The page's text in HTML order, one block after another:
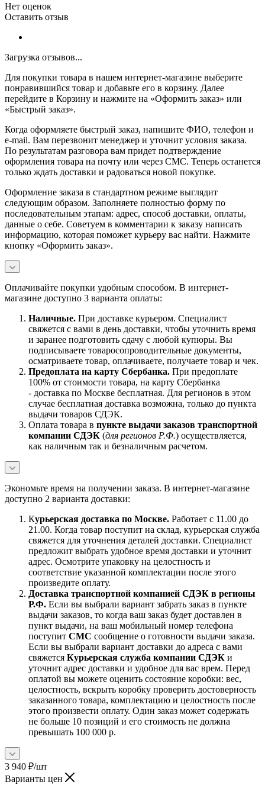
Нет оценок
Оставить отзыв
Загрузка отзывов...
Для покупки товара в нашем интернет-магазине выберите
понравившийся товар и добавьте его в корзину. Далее
перейдите в Корзину и нажмите на «Оформить заказ» или
«Быстрый заказ».
Когда оформляете быстрый заказ, напишите ФИО, телефон и
e-mail. Вам перезвонит менеджер и уточнит условия заказа.
По результатам разговора вам придет подтверждение
оформления товара на почту или через СМС. Теперь останется
только ждать доставки и радоваться новой покупке.
Оформление заказа в стандартном режиме выглядит
следующим образом. Заполняете полностью форму по
последовательным этапам: адрес, способ доставки, оплаты,
данные о себе. Советуем в комментарии к заказу написать
информацию, которая поможет курьеру вас найти. Нажмите
кнопку «Оформить заказ».
Оплачивайте покупки удобным способом. В интернет-
магазине доступно 3 варианта оплаты:
Наличные. При доставке курьером. Специалист
свяжется с вами в день доставки, чтобы уточнить время
и заранее подготовить сдачу с любой купюры. Вы
подписываете товаросопроводительные документы,
осматриваете товар, оплачиваете, получаете товар и чек.
Предоплата на карту Сбербанка. При предоплате
100% от стоимости товара, на карту Сбербанка
- доставка по Москве бесплатная. Для регионов в этом
случае бесплатная доставка возможна, только до пункта
выдачи товаров СДЭК.
Оплата товара в пункте выдачи заказов транспортной
компании СДЭК (для регионов Р.Ф.) осуществляется,
как наличным так и безналичным расчетом.
Экономьте время на получении заказа. В интернет-магазине
доступно 2 варианта доставки:
Курьерская доставка по Москве. Работает с 11.00 до
21.00. Когда товар поступит на склад, курьерская служба
свяжется для уточнения деталей доставки. Специалист
предложит выбрать удобное время доставки и уточнит
адрес. Осмотрите упаковку на целостность и
соответствие указанной комплектации после этого
произведите оплату.
Доставка транспортной компанией СДЭК в регионы
Р.Ф. Если вы выбрали вариант забрать заказ в пункте
выдачи заказов, то когда ваш заказ будет доставлен в
пункт выдачи, на ваш мобильный номер телефона
поступит СМС сообщение о готовности выдачи заказа.
Если вы выбрали вариант доставки до адреса с вами
свяжется Курьерская служба компании СДЭК и
уточнит адрес доставки и удобное для вас врем. Перед
оплатой вы можете оценить состояние коробки: вес,
целостность, вскрыть коробку проверить достоверность
заказанного товара, комплектацию и целостность после
этого произвести оплату. Один заказ может содержать
не больше 10 позиций и его стоимость не должна
превышать 100 000 р.
3 940 ₽/шт
Варианты цен